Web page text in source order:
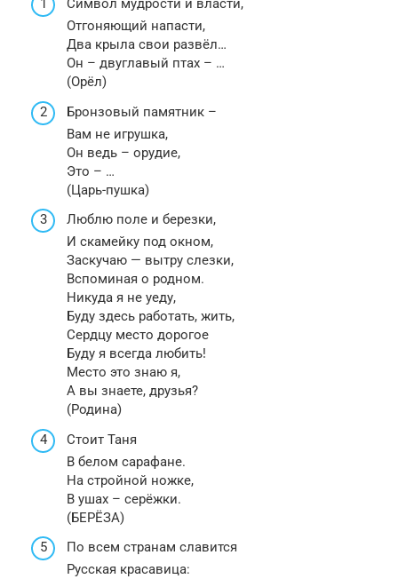
Символ мудрости и власти,
Отгоняющий напасти,
Два крыла свои развёл…
Он – двуглавый птах – …
(Орёл)
Бронзовый памятник –
Вам не игрушка,
Он ведь – орудие,
Это – …
(Царь-пушка)
Люблю поле и березки,
И скамейку под окном,
Заскучаю — вытру слезки,
Вспоминая о родном.
Никуда я не уеду,
Буду здесь работать, жить,
Сердцу место дорогое
Буду я всегда любить!
Место это знаю я,
А вы знаете, друзья?
(Родина)
Стоит Таня
В белом сарафане.
На стройной ножке,
В ушах – серёжки.
(БЕРЁЗА)
По всем странам славится
Русская красавица: